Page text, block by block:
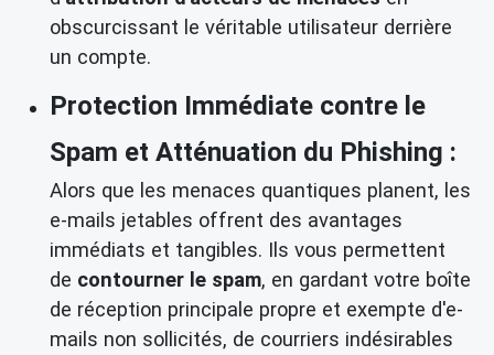
obscurcissant le véritable utilisateur derrière
un compte.
Protection Immédiate contre le
Spam et Atténuation du Phishing :
Alors que les menaces quantiques planent, les
e-mails jetables offrent des avantages
immédiats et tangibles. Ils vous permettent
de contourner le spam, en gardant votre boîte
de réception principale propre et exempte d'e-
mails non sollicités, de courriers indésirables